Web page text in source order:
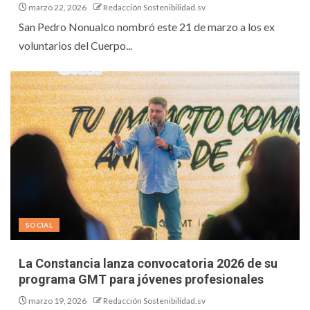
marzo 22, 2026 Redacción Sostenibilidad.sv
San Pedro Nonualco nombró este 21 de marzo a los ex
voluntarios del Cuerpo...
SOCIAL
La Constancia lanza convocatoria 2026 de su
programa GMT para jóvenes profesionales
marzo 19, 2026 Redacción Sostenibilidad.sv